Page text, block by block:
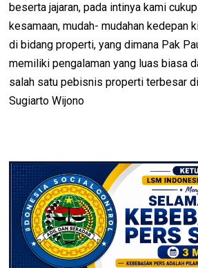
beserta jajaran, pada intinya kami
kesamaan, mudah- mudahan kedepan
di bidang properti, yang dimana Pak
memiliki pengalaman yang luas biasa
salah satu pebisnis properti terbesar
Sugiarto Wijono